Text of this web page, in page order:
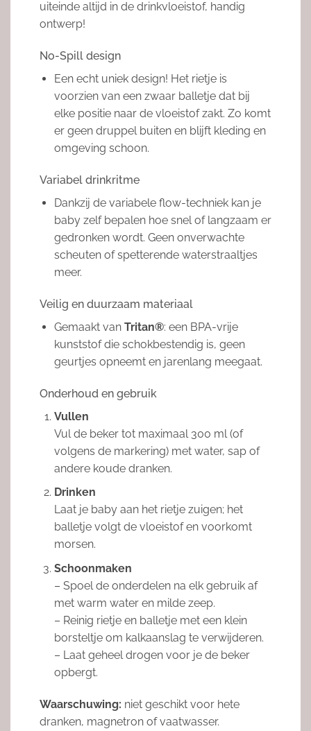
uiteinde altijd in de drinkvloeistof, handig
ontwerp!
No-Spill design
Een echt uniek design! Het rietje is
voorzien van een zwaar balletje dat bij
elke positie naar de vloeistof zakt. Zo komt
er geen druppel buiten en blijft kleding en
omgeving schoon.
Variabel drinkritme
Dankzij de variabele flow-techniek kan je
baby zelf bepalen hoe snel of langzaam er
gedronken wordt. Geen onverwachte
scheuten of spetterende waterstraaltjes
meer.
Veilig en duurzaam materiaal
Gemaakt van Tritan®: een BPA-vrije
kunststof die schokbestendig is, geen
geurtjes opneemt en jarenlang meegaat.
Onderhoud en gebruik
Vullen
Vul de beker tot maximaal 300 ml (of
volgens de markering) met water, sap of
andere koude dranken.
Drinken
Laat je baby aan het rietje zuigen; het
balletje volgt de vloeistof en voorkomt
morsen.
Schoonmaken
– Spoel de onderdelen na elk gebruik af
met warm water en milde zeep.
– Reinig rietje en balletje met een klein
borsteltje om kalkaanslag te verwijderen.
– Laat geheel drogen voor je de beker
opbergt.
Waarschuwing: niet geschikt voor hete
dranken, magnetron of vaatwasser.